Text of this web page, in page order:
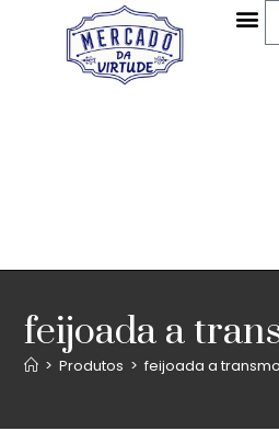
feijoada a
> Produtos > feijoada a